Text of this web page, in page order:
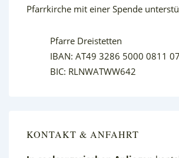
Pfarrkirche mit einer Spende
Pfarre Dreistetten
IBAN: AT49 3286 5000 0811
BIC: RLNWATWW642
KONTAKT & ANFAHRT